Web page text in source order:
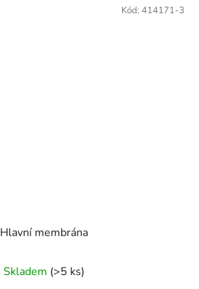
Hlavní membrána
Skladem (>5 ks)
Kód: 414171-3